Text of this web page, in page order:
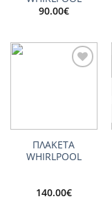
90.00€
ΠΛΑΚΕΤΑ
WHIRLPOOL
140.00€